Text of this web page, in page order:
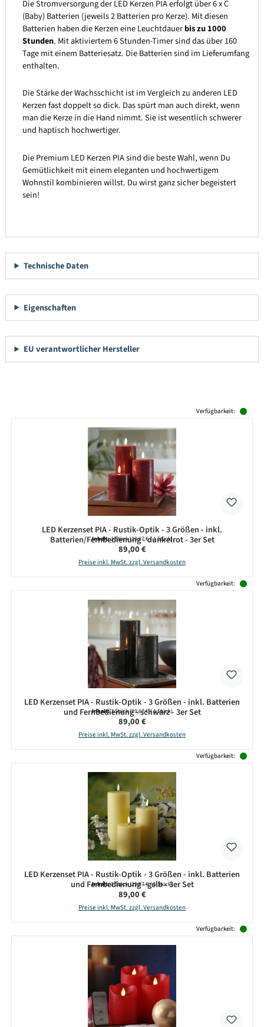
Die Stromversorgung der LED Kerzen PIA erfolgt über 6 x C
(Baby) Batterien (jeweils 2 Batterien pro Kerze). Mit diesen
Batterien haben die Kerzen eine Leuchtdauerbis zu 1000
Stunden. Mit aktiviertem 6 Stunden-Timer sind das über 160
Tage mit einem Batteriesatz. Die Batterien sind im Lieferumfang
enthalten.
Die Stärke der Wachsschicht ist im Vergleich zu anderen LED
Kerzen fast doppelt so dick. Das spürt man auch direkt, wenn
man die Kerze in die Hand nimmt. Sie ist wesentlich schwerer
und haptisch hochwertiger.
Die Premium LED Kerzen PIA sind die beste Wahl, wenn Du
Gemütlichkeit mit einem eleganten und hochwertigem
Wohnstil kombinieren willst. Du wirst ganz sicher begeistert
sein!
Technische Daten
Eigenschaften
EU verantwortlicher Hersteller
Verfügbarkeit:
LED Kerzenset PIA - Rustik-Optik - 3 Größen - inkl.
Batterien/Fernbedienung - dunkelrot - 3er Set
Inhalt:3 Stück(29,67 € / 1 Stück)
Regulärer Preis:
89,00 €
Preise inkl. MwSt. zzgl. Versandkosten
Verfügbarkeit:
LED Kerzenset PIA - Rustik-Optik - 3 Größen - inkl. Batterien
und Fernbedienung - schwarz - 3er Set
Inhalt:3 Stück(29,67 € / 1 Stück)
Regulärer Preis:
89,00 €
Preise inkl. MwSt. zzgl. Versandkosten
Verfügbarkeit:
LED Kerzenset PIA - Rustik-Optik - 3 Größen - inkl. Batterien
und Fernbedienung - gelb - 3er Set
Inhalt:3 Stück(29,67 € / 1 Stück)
Regulärer Preis:
89,00 €
Preise inkl. MwSt. zzgl. Versandkosten
Verfügbarkeit: